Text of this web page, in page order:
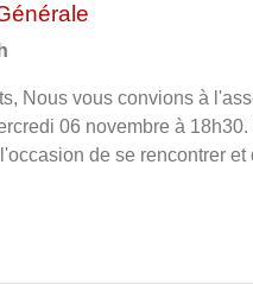
Nous vous convions à
06 novembre à
de se rencontrer